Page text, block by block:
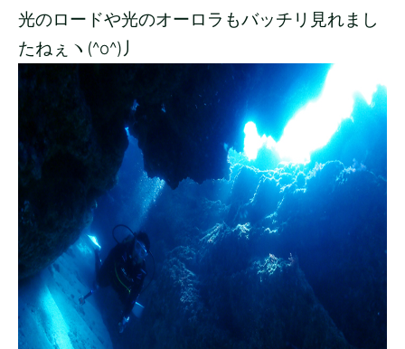
光のロードや光のオーロラもバッチリ見れまし
たねぇヽ(^o^)丿